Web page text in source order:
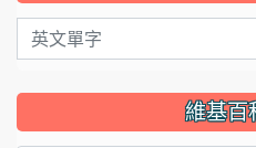
英文單字
維基百